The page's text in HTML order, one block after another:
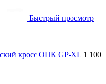
Быстрый просмотр
кросс ОПК GP-XL 1 100